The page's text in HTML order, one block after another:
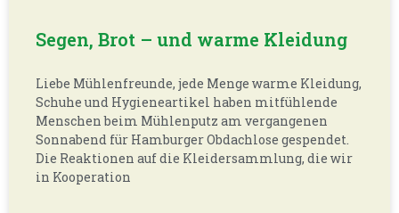
Segen, Brot – und warme Kleidung
Liebe Mühlenfreunde, jede Menge warme Kleidung,
Schuhe und Hygieneartikel haben mitfühlende
Menschen beim Mühlenputz am vergangenen
Sonnabend für Hamburger Obdachlose gespendet.
Die Reaktionen auf die Kleidersammlung, die wir
in Kooperation